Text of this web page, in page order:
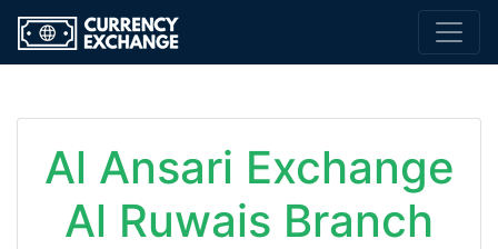
Al Ansari Exchange
Al Ruwais Branch